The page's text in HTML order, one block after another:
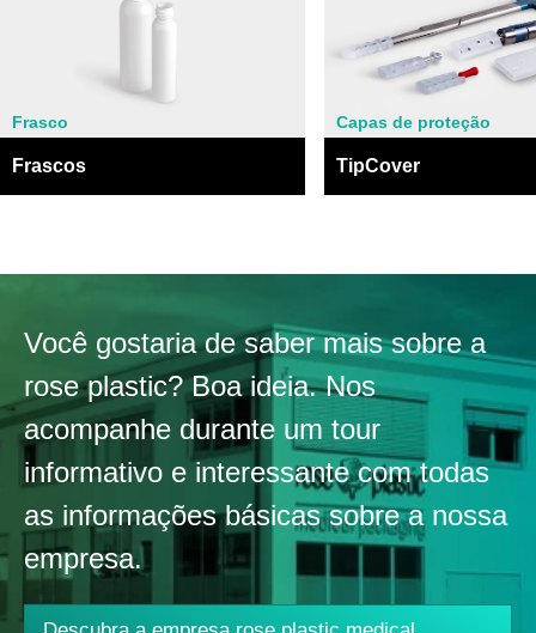
Frasco
Frascos
Capas de proteção
TipCover
Você gostaria de saber mais sobre a
rose plastic? Boa ideia. Nos
acompanhe durante um tour
informativo e interessante com todas
as informações básicas sobre a nossa
empresa.